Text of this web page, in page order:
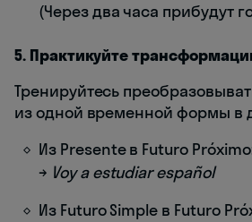
(Через два часа прибудут
5. Практикуйте
Тренируйтесь
из одной временной формы в
Из Presente в Futuro
→ Voy a estudiar español
Из Futuro Simple в Futuro